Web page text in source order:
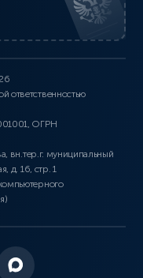
ответственностью
ОГРН
вн.тер.г. муниципальный
д. 16, стр. 1